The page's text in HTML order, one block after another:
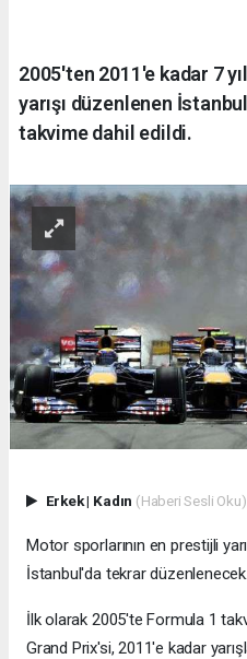
2005'ten 2011'e kadar 7
yarışı düzenlenen
takvime dahil edildi.
Erkek| Kadın (Haberi Sesli Oku)
Motor sporlarının en prestijli
İstanbul'da tekrar düzenlenecek.
İlk olarak 2005'te Formula 1
Grand Prix'si, 2011'e kadar